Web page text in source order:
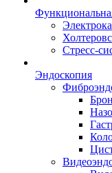
Стресс-
Эндоскопия